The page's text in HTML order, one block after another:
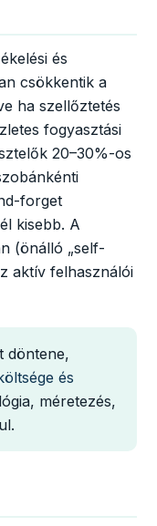
és
csökkentik a
ha szellőztetés
fogyasztási
20–30%-os
forget
kisebb. A
(önálló „self-
aktív felhasználói
döntene,
és
méretezés,